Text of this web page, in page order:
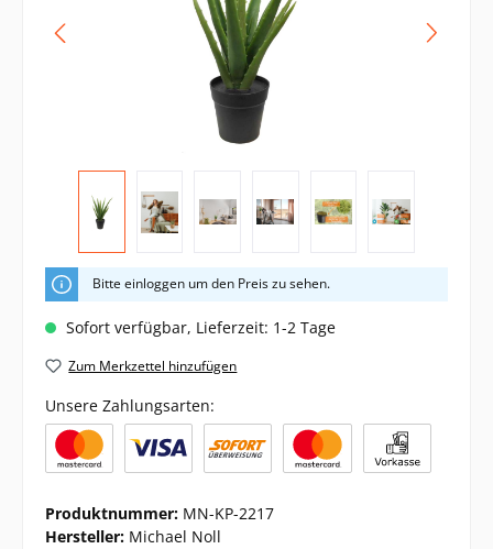
Bitte einloggen um den Preis zu sehen.
Sofort verfügbar, Lieferzeit: 1-2 Tage
Zum Merkzettel hinzufügen
Unsere Zahlungsarten:
Produktnummer: MN-KP-2217
Hersteller: Michael Noll